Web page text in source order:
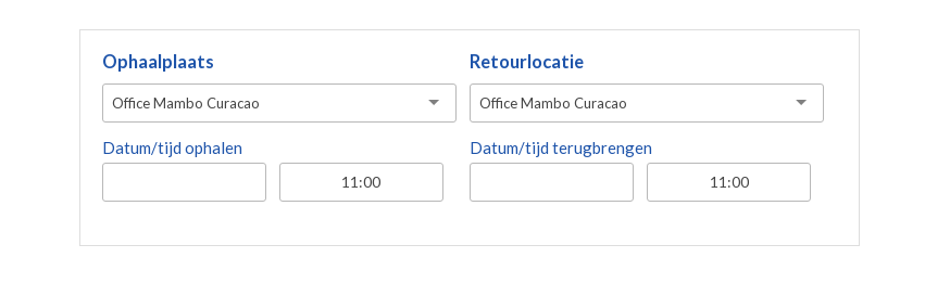
Ophaalplaats
Office Mambo Curacao
Datum/tijd ophalen
Retourlocatie
Office Mambo Curacao
Datum/tijd terugbrengen